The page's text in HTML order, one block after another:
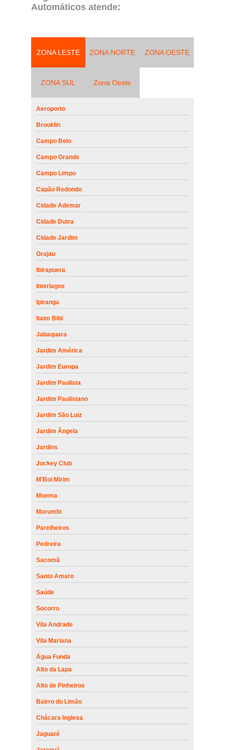
Automáticos atende:
ZONA LESTE ZONA NORTE ZONA OESTE
ZONA SUL Zona Oeste
Aeroporto
Brooklin
Campo Belo
Campo Grande
Campo Limpo
Capão Redondo
Cidade Ademar
Cidade Dutra
Cidade Jardim
Grajau
Ibirapuera
Interlagos
Ipiranga
Itaim Bibi
Jabaquara
Jardim América
Jardim Europa
Jardim Paulista
Jardim Paulistano
Jardim São Luiz
Jardim Ângela
Jardins
Jockey Club
M'Boi Mirim
Moema
Morumbi
Parelheiros
Pedreira
Sacomã
Santo Amaro
Saúde
Socorro
Vila Andrade
Vila Mariana
Água Funda
Alto da Lapa
Alto de Pinheiros
Bairro do Limão
Chácara Inglesa
Jaguaré